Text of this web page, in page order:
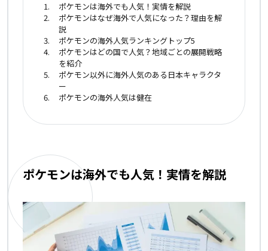
ポケモンは海外でも人気！実情を解説
ポケモンはなぜ海外で人気になった？理由を解
説
ポケモンの海外人気ランキングトップ5
ポケモンはどの国で人気？地域ごとの展開戦略
を紹介
ポケモン以外に海外人気のある日本キャラクタ
ー
ポケモンの海外人気は健在
ポケモンは海外でも人気！実情を解説